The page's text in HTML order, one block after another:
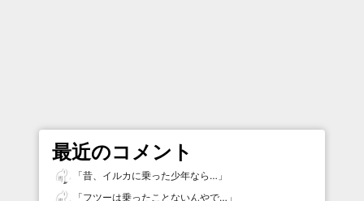
最近のコメント
「昔、イルカに乗った少年なら… 」
「フツーは乗ったことないんやで… 」